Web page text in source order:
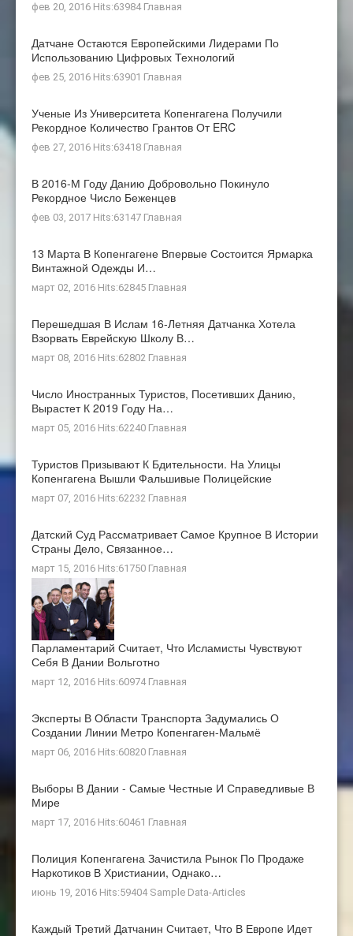
фев 20, 2016 Hits:63984 Главная
Датчане Остаются Европейскими Лидерами По
Использованию Цифровых Технологий
фев 25, 2016 Hits:63901 Главная
Ученые Из Университета Копенгагена Получили
Рекордное Количество Грантов От ERC
фев 27, 2016 Hits:63418 Главная
В 2016-М Году Данию Добровольно Покинуло
Рекордное Число Беженцев
фев 03, 2017 Hits:63147 Главная
13 Марта В Копенгагене Впервые Состоится Ярмарка
Винтажной Одежды И…
март 02, 2016 Hits:62845 Главная
Перешедшая В Ислам 16-Летняя Датчанка Хотела
Взорвать Еврейскую Школу В…
март 08, 2016 Hits:62802 Главная
Число Иностранных Туристов, Посетивших Данию,
Вырастет К 2019 Году На…
март 05, 2016 Hits:62240 Главная
Туристов Призывают К Бдительности. На Улицы
Копенгагена Вышли Фальшивые Полицейские
март 07, 2016 Hits:62232 Главная
Датский Суд Рассматривает Самое Крупное В Истории
Страны Дело, Связанное…
март 15, 2016 Hits:61750 Главная
Парламентарий Считает, Что Исламисты Чувствуют
Себя В Дании Вольготно
март 12, 2016 Hits:60974 Главная
Эксперты В Области Транспорта Задумались О
Создании Линии Метро Копенгаген-Мальмё
март 06, 2016 Hits:60820 Главная
Выборы В Дании - Самые Честные И Справедливые В
Мире
март 17, 2016 Hits:60461 Главная
Полиция Копенгагена Зачистила Рынок По Продаже
Наркотиков В Христиании, Однако…
июнь 19, 2016 Hits:59404 Sample Data-Articles
Каждый Третий Датчанин Считает, Что В Европе Идет